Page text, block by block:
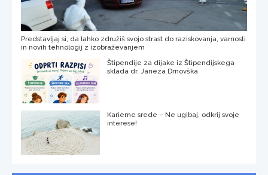
Predstavljaj si, da lahko združiš svojo strast do raziskovanja, varnosti
in novih tehnologij z izobraževanjem
Štipendije za dijake iz Štipendijskega
sklada dr. Janeza Drnovška
Karierne srede – Ne ugibaj, odkrij svoje
interese!